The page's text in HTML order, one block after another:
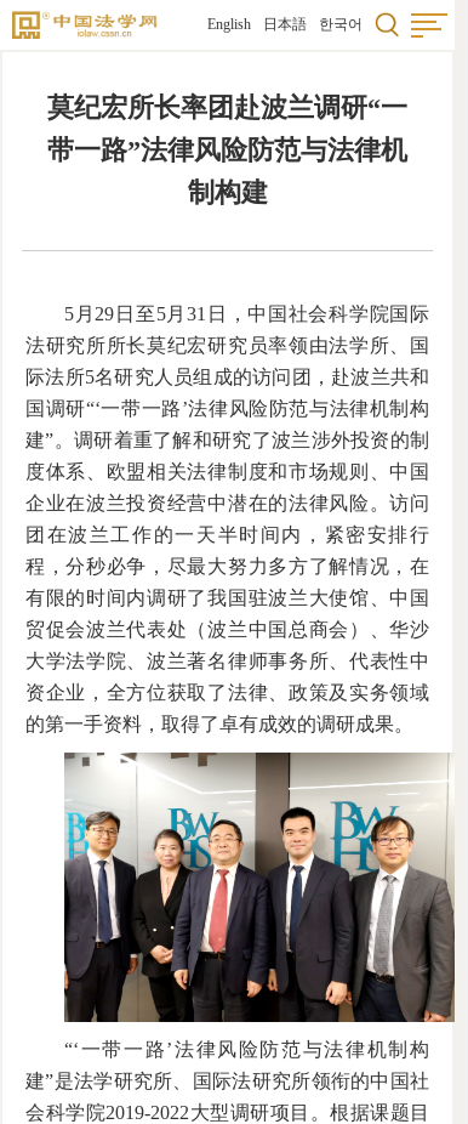
English 日本語 한국어
莫纪宏所长率团赴波兰调研“一
带一路”法律风险防范与法律机
制构建
5月29日至5月31日，中国社会科学院国际
法研究所所长莫纪宏研究员率领由法学所、国
际法所5名研究人员组成的访问团，赴波兰共和
国调研“‘一带一路’法律风险防范与法律机制构
建”。调研着重了解和研究了波兰涉外投资的制
度体系、欧盟相关法律制度和市场规则、中国
企业在波兰投资经营中潜在的法律风险。访问
团在波兰工作的一天半时间内，紧密安排行
程，分秒必争，尽最大努力多方了解情况，在
有限的时间内调研了我国驻波兰大使馆、中国
贸促会波兰代表处（波兰中国总商会）、华沙
大学法学院、波兰著名律师事务所、代表性中
资企业，全方位获取了法律、政策及实务领域
的第一手资料，取得了卓有成效的调研成果。
“‘一带一路’法律风险防范与法律机制构
建”是法学研究所、国际法研究所领衔的中国社
会科学院2019-2022大型调研项目。根据课题目